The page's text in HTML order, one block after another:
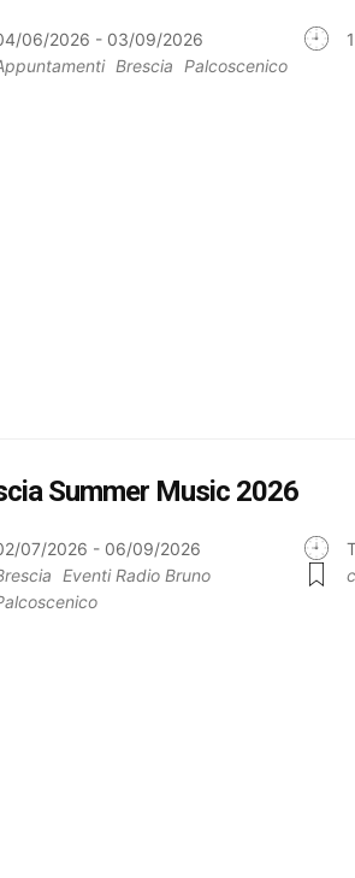
06/2026 - 03/09/2026
Brescia Palcoscenico
Summer Music 2026
07/2026 - 06/09/2026
Eventi Radio Bruno